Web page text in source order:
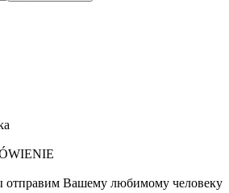
отправим Вашему любимому человеку